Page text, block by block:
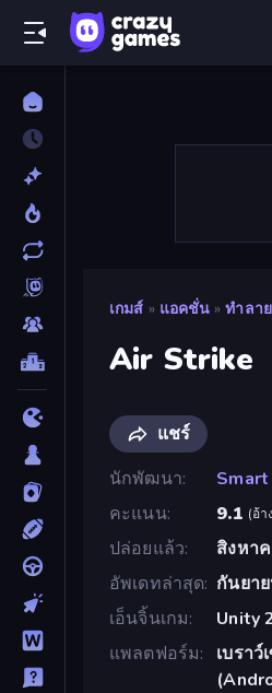
เกมส์ » แอคชั่น » ทำลาย
Air Strike
แชร์
นักพัฒนา
คะแนน
9.1 (อ้า
ปล่อยแล้ว
สิงหา
อัพเดทล่าสุด กันยา
เอ็นจิ้นเกม
Unity
แพลตฟอร์ม
เบรา